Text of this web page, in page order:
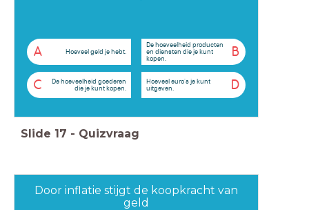
A Hoeveel geld je hebt. B
De hoeveelheid producten
en diensten die je kunt
kopen.
C
De hoeveelheid goederen
die je kunt kopen.
D
Hoeveel euro's je kunt
uitgeven.
Slide 17 - Quizvraag
Door inflatie stijgt de koopkracht van
geld